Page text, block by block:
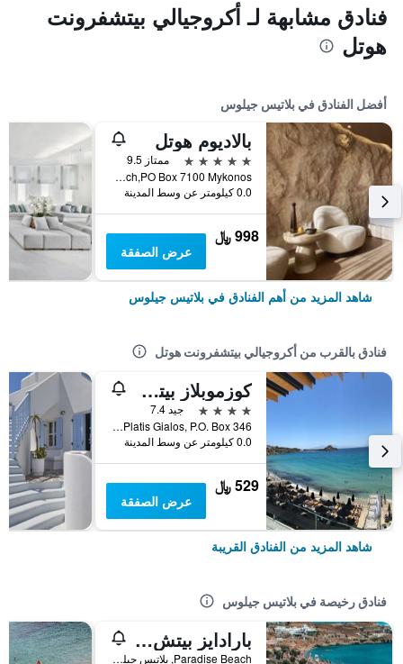
فنادق مشابهة لـ أكروجيالي بيتشفرونت
هوتل
أفضل الفنادق في بلاتيس جيلوس
بالاديوم هوتل
5 نجوم
ممتاز 9.5
Platis Gialos Beach,PO Box 7100 Mykonos, بلاتيس جيلوس, اليونان
0.0 كيلومتر عن وسط المدينة
998 ﷼
عرض الصفقة
شاهد المزيد من أهم الفنادق في بلاتيس جيلوس
فنادق بالقرب من أكروجيالي بيتشفرونت هوتل
كوزموبلاز بيتش هوتل
4 نجوم
جيد 7.4
Platis Gialos, P.O. Box 346, بلاتيس جيلوس, اليونان
0.0 كيلومتر عن وسط المدينة
529 ﷼
عرض الصفقة
شاهد المزيد من الفنادق القريبة
فنادق رخيصة في بلاتيس جيلوس
بارادايز بيتش ريزورت
Paradise Beach, بلاتيس جيلوس, اليونان